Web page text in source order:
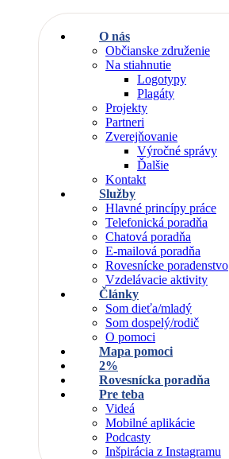
O nás
Občianske združenie
Na stiahnutie
Logotypy
Plagáty
Projekty
Partneri
Zverejňovanie
Výročné správy
Ďalšie
Kontakt
Služby
Hlavné princípy práce
Telefonická poradňa
Chatová poradňa
E-mailová poradňa
Rovesnícke poradenstvo
Vzdelávacie aktivity
Články
Som dieťa/mladý
Som dospelý/rodič
O pomoci
Mapa pomoci
2%
Rovesnícka poradňa
Pre teba
Videá
Mobilné aplikácie
Podcasty
Inšpirácia z Instagramu